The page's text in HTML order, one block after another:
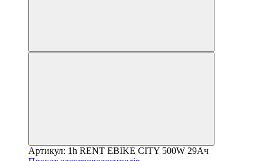
Артикул: 1h RENT EBIKE CITY 500W 29Ач